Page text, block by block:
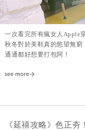
一次看完所有瘋女人Apple
秋冬對於美鞋真的慾望無窮
通通都好想要打包阿！
《延禧攻略》色正